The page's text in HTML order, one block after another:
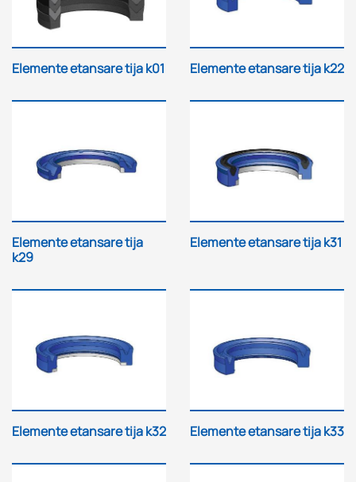
Elemente etansare tija k01 Elemente etansare tija k22
Elemente etansare tija
k29
Elemente etansare tija k31
Elemente etansare tija k32 Elemente etansare tija k33